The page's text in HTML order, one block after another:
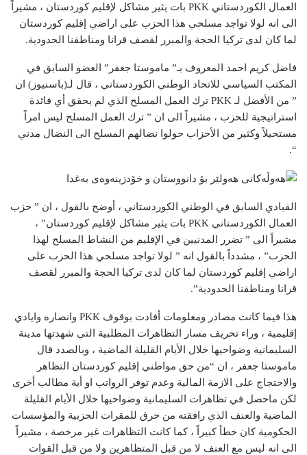
العمال الكوردستاني PKK بات يثير مشاكل لإقليم كوردستان ، مشيراً
الى انه لولا تواجد مسلحي هذا الحزب على اراضي إقليم كوردستان
لما كان لدى تركيا الحجة والمبرر لقصف قرانا ومناطقنا الحدودية.
فاضل كريم احمد المعروف بـ” ماموستا جعفر” العضو السابق في
المكتب السياسي للاتحاد الوطني الكوردستاني ، قال لـ(باسنيوز) ان
” من الأفضل لـ PKK ترك العمل المسلح الذي لم يحقق أي فائدة
استراتيجية للحزب ، مشيراً الى ان ” ترك العمل المسلح ليس امراً
مستحيلاً وكثير من الأحزاب حولوا نضالهم المسلح الى النضال مدني
“.
القيادي السابق في الوطني الكوردستاني ، أوضح بالقول ، ان ” حزب
العمال الكوردستاني PKK بات يثير مشاكل لإقليم كوردستان” ،
مشيراً الى ” تضرر المدنيين في الإقليم من النشاط المسلح لهذا
الحزب” ، مشدداً بالقول انه ” لولا تواجد مسلحي هذا الحزب على
اراضي إقليم كوردستان لما كان لدى تركيا الحجة والمبرر لقصف
قرانا ومناطقنا الحدودية”.
هذا فيما كانت مصادر ومعلومات أفادت بوقوف PKK وانصاره وايادي
إقليمية ، وراء تحريف مسار التظاهرات المطلبية التي شهدتها مدينة
السليمانية وضواحيها خلال الأيام القليلة الماضية ، وبالصدد قال
ماموستا جعفر ، ان “من حق مواطني إقليم كوردستان التظاهر
والاحتجاج على الازمة المالية وعدم توفر الرواتب او أية مطالب أخرى
لكن ماحصل في تظاهرات السليمانية وضواحيها خلال الأيام القليلة
الماضية والعنف الذي رافقته من حرق للمقرات الحزبية والمؤسسات
الحكومية كان خطأ كبيراً ، كما كانت التظاهرات غير مرخصة ، مشيراً
الى انه ليس مع العنف لا من قبل المتظاهرين ولا من قبل القوات